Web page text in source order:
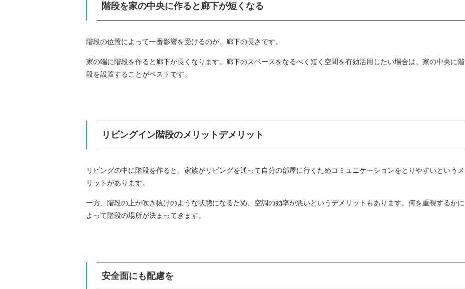
階段を家の中央に作ると廊下が短くなる
階段の位置によって一番影響を受けるのが、廊下の長さです。
家の端に階段を作ると廊下が長くなります。廊下のスペースをなるべく短く空間を有効活用したい場合は、家の中央に階
段を設置することがベストです。
リビングイン階段のメリットデメリット
リビングの中に階段を作ると、家族がリビングを通って自分の部屋に行くためコミュニケーションをとりやすいというメ
リットがあります。
一方、階段の上が吹き抜けのような状態になるため、空調の効率が悪いというデメリットもあります。何を重視するかに
よって階段の場所が決まってきます。
安全面にも配慮を